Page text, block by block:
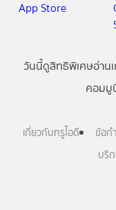
วันนี้ดูสิทธิพิเศษอ่าน
คอมมู
เกี่ยวกับทรูไอดี ข้อก
บริ